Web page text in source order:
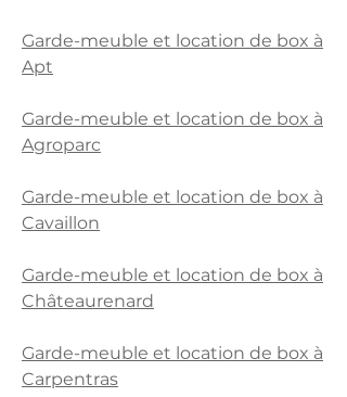
Garde-meuble et location de box à
Apt
Garde-meuble et location de box à
Agroparc
Garde-meuble et location de box à
Cavaillon
Garde-meuble et location de box à
Châteaurenard
Garde-meuble et location de box à
Carpentras